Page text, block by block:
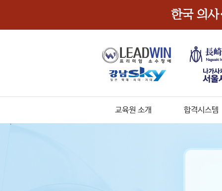
교육원 소개 합격시스템